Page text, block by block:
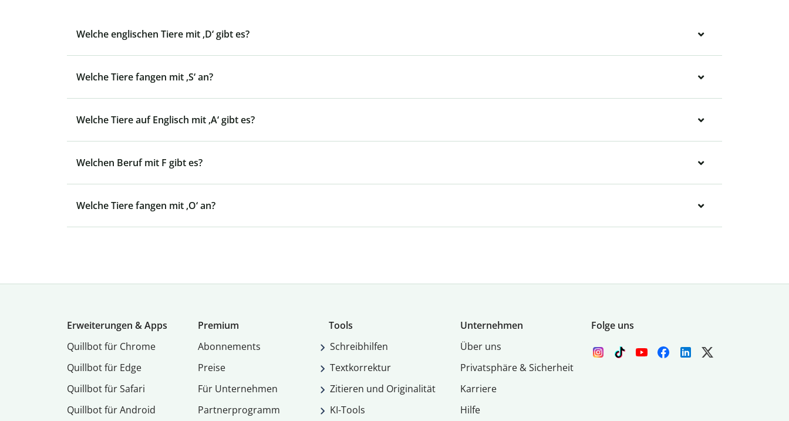
Welche englischen Tiere mit ‚D‘ gibt es?
Welche Tiere fangen mit ‚S‘ an?
Welche Tiere auf Englisch mit ‚A‘ gibt es?
Welchen Beruf mit F gibt es?
Welche Tiere fangen mit ‚O‘ an?
Erweiterungen & Apps
Quillbot für Chrome
Quillbot für Edge
Quillbot für Safari
Quillbot für Android
Premium
Abon­ne­ments
Preise
Für Unternehmen
Partnerprogramm
Tools
Schreibhilfen
Textkorrektur
Zitieren und Originalität
KI-Tools
Unternehmen
Über uns
Privatsphäre & Sicherheit
Karriere
Hilfe
Folge uns